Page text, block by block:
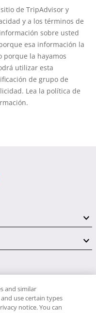
de TripAdvisor y
y a los términos de
sobre usted
esa información la
porque la hayamos
utilizar esta
de grupo de
Lea la política de
NOSOTROS
and similar
use certain types
notice. You can